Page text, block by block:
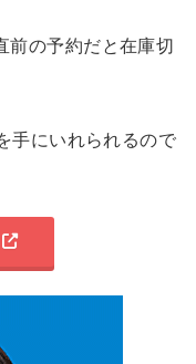
前の予約だと在庫切
手にいれられるので